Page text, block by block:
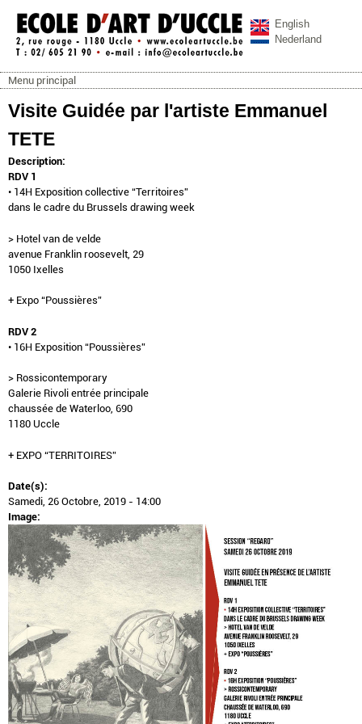
Aller au contenu principal
ecoleartuccle.be
English
Nederland
Menu principal
Menu principal
Visite Guidée par l'artiste Emmanuel
TETE
Description:
RDV 1
• 14H Exposition collective “Territoires”
dans le cadre du Brussels drawing week
> Hotel van de velde
avenue Franklin roosevelt, 29
1050 Ixelles
+ Expo “Poussières”
RDV 2
• 16H Exposition “Poussières”
> Rossicontemporary
Galerie Rivoli entrée principale
chaussée de Waterloo, 690
1180 Uccle
+ EXPO “TERRITOIRES”
Date(s):
Samedi, 26 Octobre, 2019 - 14:00
Image: